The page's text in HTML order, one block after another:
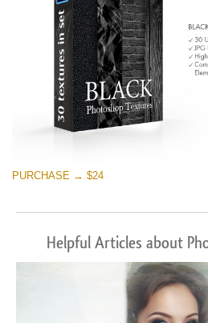
PURCHASE → $24
Helpful Articles about